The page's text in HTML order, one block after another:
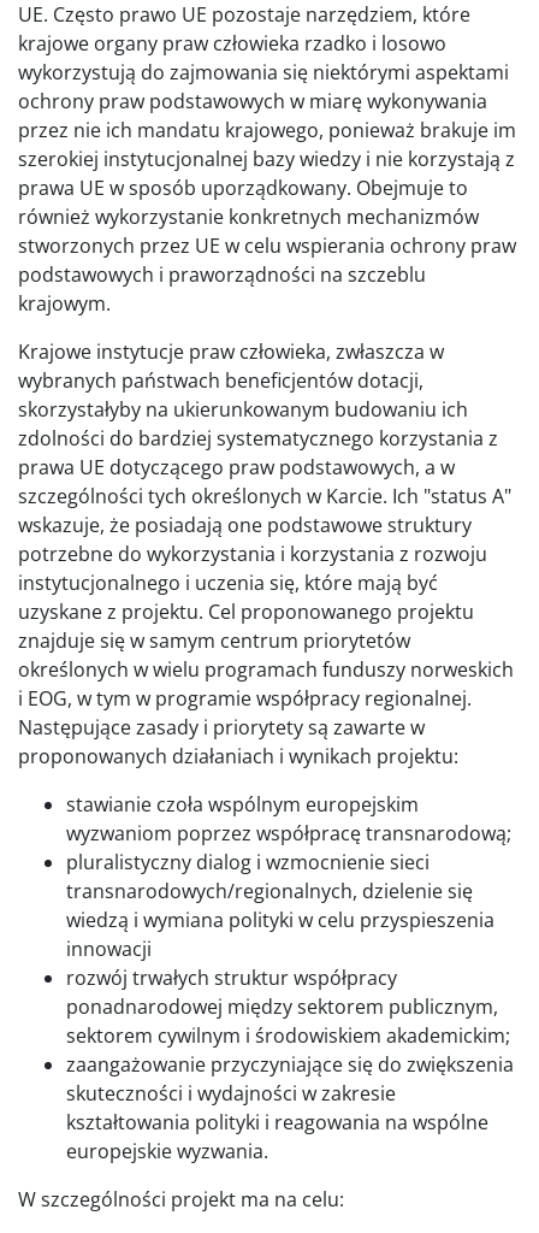
UE. Często prawo UE pozostaje narzędziem, które
krajowe organy praw człowieka rzadko i losowo
wykorzystują do zajmowania się niektórymi aspektami
ochrony praw podstawowych w miarę wykonywania
przez nie ich mandatu krajowego, ponieważ brakuje im
szerokiej instytucjonalnej bazy wiedzy i nie korzystają z
prawa UE w sposób uporządkowany. Obejmuje to
również wykorzystanie konkretnych mechanizmów
stworzonych przez UE w celu wspierania ochrony praw
podstawowych i praworządności na szczeblu
krajowym.
Krajowe instytucje praw człowieka, zwłaszcza w
wybranych państwach beneficjentów dotacji,
skorzystałyby na ukierunkowanym budowaniu ich
zdolności do bardziej systematycznego korzystania z
prawa UE dotyczącego praw podstawowych, a w
szczególności tych określonych w Karcie. Ich "status A"
wskazuje, że posiadają one podstawowe struktury
potrzebne do wykorzystania i korzystania z rozwoju
instytucjonalnego i uczenia się, które mają być
uzyskane z projektu. Cel proponowanego projektu
znajduje się w samym centrum priorytetów
określonych w wielu programach funduszy norweskich
i EOG, w tym w programie współpracy regionalnej.
Następujące zasady i priorytety są zawarte w
proponowanych działaniach i wynikach projektu:
stawianie czoła wspólnym europejskim
wyzwaniom poprzez współpracę transnarodową;
pluralistyczny dialog i wzmocnienie sieci
transnarodowych/regionalnych, dzielenie się
wiedzą i wymiana polityki w celu przyspieszenia
innowacji
rozwój trwałych struktur współpracy
ponadnarodowej między sektorem publicznym,
sektorem cywilnym i środowiskiem akademickim;
zaangażowanie przyczyniające się do zwiększenia
skuteczności i wydajności w zakresie
kształtowania polityki i reagowania na wspólne
europejskie wyzwania.
W szczególności projekt ma na celu: